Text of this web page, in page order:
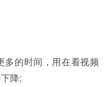
多的时间，用在看视频
降;